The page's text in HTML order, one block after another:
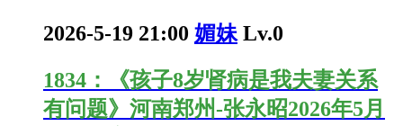
2026-5-19 21:00 媚妹 Lv.0
1834：《孩子8岁肾病是我夫妻关系
有问题》河南郑州-张永昭2026年5月